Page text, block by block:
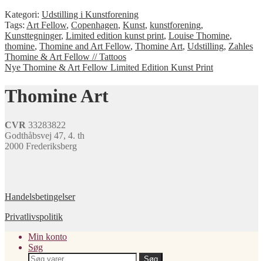
Kategori: Udstilling i Kunstforening
Tags: Art Fellow, Copenhagen, Kunst, kunstforening,
Kunsttegninger, Limited edition kunst print, Louise Thomine,
thomine, Thomine and Art Fellow, Thomine Art, Udstilling, Zahles
Indlægsnavigation
Forrige
indlæg:
Thomine & Art Fellow // Tattoos
Næste
Nye Thomine & Art Fellow Limited Edition Kunst Print
Thomine Art
CVR 33283822
Godthåbsvej 47, 4. th
2000 Frederiksberg
Handelsbetingelser
Privatlivspolitik
Min konto
Søg
Søg
Søg